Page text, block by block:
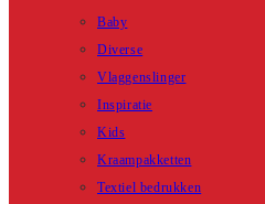
Baby
Diverse
Vlaggenslinger
Inspiratie
Kids
Kraampakketten
Textiel bedrukken